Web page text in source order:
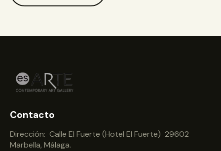
Contacto
Dirección: Calle El Fuerte (Hotel El Fuerte) 29602
Marbella, Málaga.